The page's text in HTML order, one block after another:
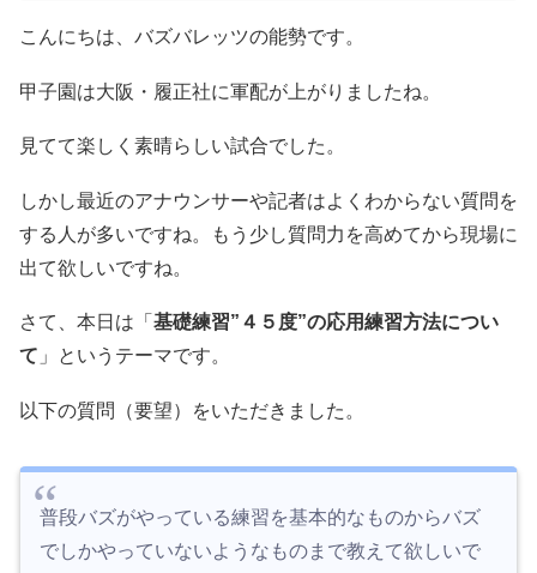
こんにちは、バズバレッツの能勢です。
甲子園は大阪・履正社に軍配が上がりましたね。
見てて楽しく素晴らしい試合でした。
しかし最近のアナウンサーや記者はよくわからない質問を
する人が多いですね。もう少し質問力を高めてから現場に
出て欲しいですね。
さて、本日は「 基礎練習”４５度”の応用練習方法につい
て 」というテーマです。
以下の質問（要望）をいただきました。
普段バズがやっている練習を基本的なものからバズ
でしかやっていないようなものまで教えて欲しいで